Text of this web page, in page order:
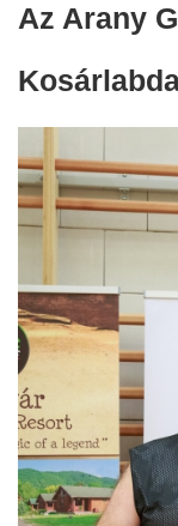
Az Arany